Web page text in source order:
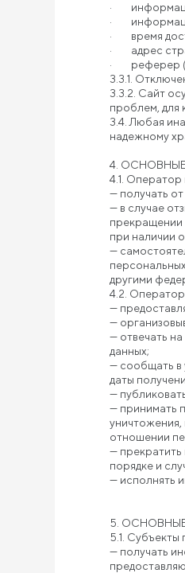
·
·
· время
· адрес
· реферер
3.3.1.
3.3.2. Сайт
проблем, для
3.4. Любая
надежному
4.
4.1. Оператор
— получать
— в случае
прекращении
при наличии
—
другими
4.2. Оператор
—
—
— отвечать
данных;
— сообщать в
даты
—
— принимать
уничтожения,
отношении
— прекратить
порядке и
— исполнять
5.
5.1.
— получать